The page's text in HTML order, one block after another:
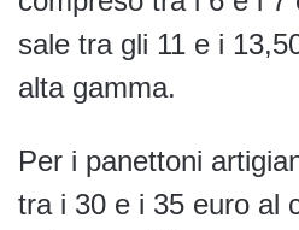
sale tra gli 11 e i
alta gamma.
Per i panettoni
tra i 30 e i 35 euro al